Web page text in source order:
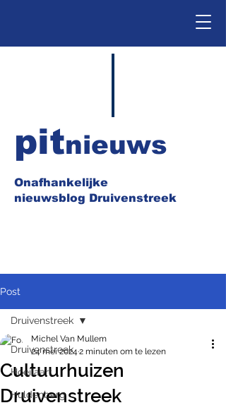
Onafhankelijke
nieuwsblog Druivenstreek
pitnieuws
Post
Druivenstreek
Hoeilaart
Huldenberg
Druivenstreek
Cultuurhuizen
Druivenstreek
Michel Van Mullem
24 mei 2024 2 minuten om te lezen